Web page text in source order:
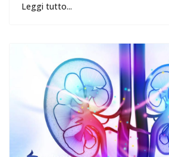
Leggi tutto...